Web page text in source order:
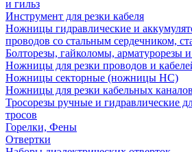
и гильз
Инструмент для резки кабеля
Ножницы гидравлические и
проводов со стальным сердечником,
Болторезы, гайколомы, арматурорезы
Ножницы для резки проводов и
Ножницы секторные (ножницы НС)
Ножницы для резки кабельных
Тросорезы ручные и гидравлические
тросов
Горелки, Фены
Отвертки